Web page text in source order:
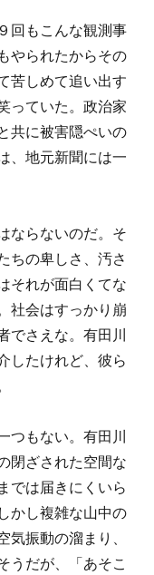
回もこんな観測事
やられたからその
苦しめて追い出す
っていた。政治家
共に被害隠ぺいの
、地元新聞には一
ならないのだ。そ
ちの卑しさ、汚さ
それが面白くてな
社会はすっかり崩
でさえな。有田川
したけれど、彼ら
つもない。有田川
閉ざされた空間な
では届きにくいら
かし複雑な山中の
振動の溜まり、
うだが、「あそこ